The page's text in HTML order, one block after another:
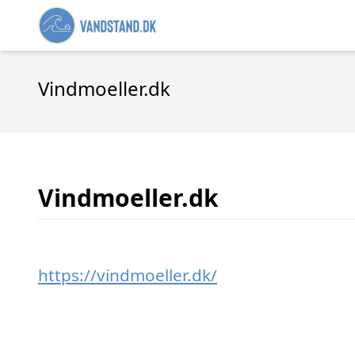
Vindmoeller.dk
Vindmoeller.dk
https://vindmoeller.dk/